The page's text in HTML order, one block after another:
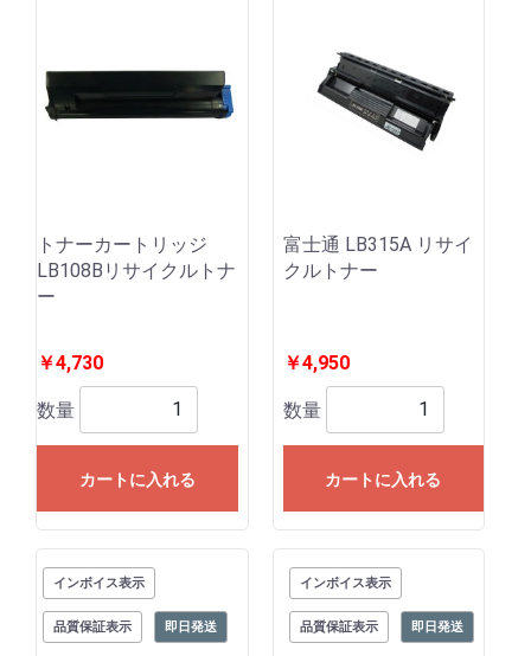
トナーカートリッジ
LB108Bリサイクルトナ
ー
￥4,730
数量
カートに入れる
富士通 LB315A リサイ
クルトナー
￥4,950
数量
カートに入れる
インボイス表示
品質保証表示 即日発送
インボイス表示
品質保証表示 即日発送